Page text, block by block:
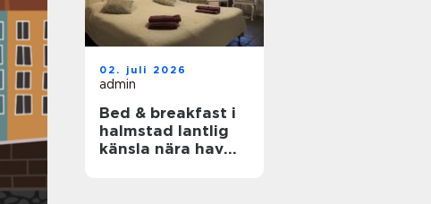
02. juli 2026
admin
Bed & breakfast i
halmstad lantlig
känsla nära hav